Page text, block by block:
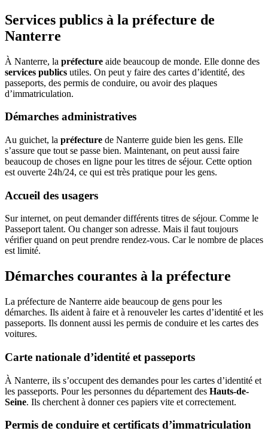
Services publics à la préfecture de
Nanterre
À Nanterre, la préfecture aide beaucoup de monde. Elle donne des
services publics utiles. On peut y faire des cartes d’identité, des
passeports, des permis de conduire, ou avoir des plaques
d’immatriculation.
Démarches administratives
Au guichet, la préfecture de Nanterre guide bien les gens. Elle
s’assure que tout se passe bien. Maintenant, on peut aussi faire
beaucoup de choses en ligne pour les titres de séjour. Cette option
est ouverte 24h/24, ce qui est très pratique pour les gens.
Accueil des usagers
Sur internet, on peut demander différents titres de séjour. Comme le
Passeport talent. Ou changer son adresse. Mais il faut toujours
vérifier quand on peut prendre rendez-vous. Car le nombre de places
est limité.
Démarches courantes à la préfecture
La préfecture de Nanterre aide beaucoup de gens pour les
démarches. Ils aident à faire et à renouveler les cartes d’identité et les
passeports. Ils donnent aussi les permis de conduire et les cartes des
voitures.
Carte nationale d’identité et passeports
À Nanterre, ils s’occupent des demandes pour les cartes d’identité et
les passeports. Pour les personnes du département des Hauts-de-
Seine. Ils cherchent à donner ces papiers vite et correctement.
Permis de conduire et certificats d’immatriculation